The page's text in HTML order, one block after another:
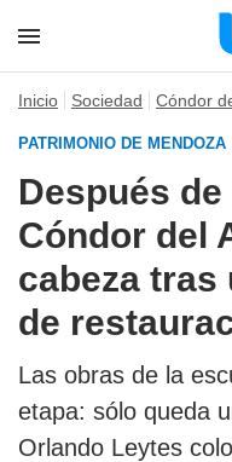
Inicio Sociedad Cóndor
PATRIMONIO DE MENDOZA
Después
Cóndor del
cabeza tras
de
Las obras de la
etapa: sólo queda
Orlando Leytes